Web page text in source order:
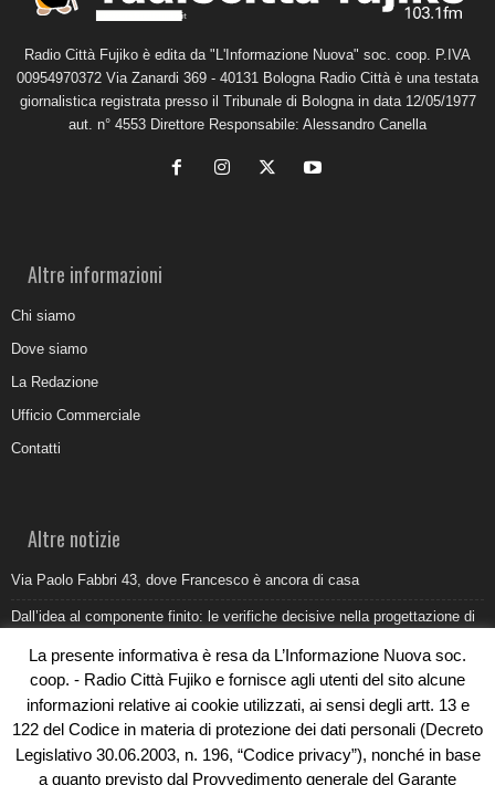
Radio Città Fujiko è edita da "L'Informazione Nuova" soc. coop. P.IVA
00954970372 Via Zanardi 369 - 40131 Bologna Radio Città è una testata
giornalistica registrata presso il Tribunale di Bologna in data 12/05/1977
aut. n° 4553 Direttore Responsabile: Alessandro Canella
Altre informazioni
Chi siamo
Dove siamo
La Redazione
Ufficio Commerciale
Contatti
Altre notizie
Via Paolo Fabbri 43, dove Francesco è ancora di casa
Dall’idea al componente finito: le verifiche decisive nella progettazione di
Belvedere Marittimo e il report ARPACAL 2026 sulla qualità del mare
Come organizzare e allestire una camera ardente per l’ultimo saluto
Umidità di risalita in casa, come riconoscere i segnali veri
La presente informativa è resa da L’Informazione Nuova soc.
coop. - Radio Città Fujiko e fornisce agli utenti del sito alcune
informazioni relative ai cookie utilizzati, ai sensi degli artt. 13 e
122 del Codice in materia di protezione dei dati personali (Decreto
Legislativo 30.06.2003, n. 196, “Codice privacy”), nonché in base
a quanto previsto dal Provvedimento generale del Garante